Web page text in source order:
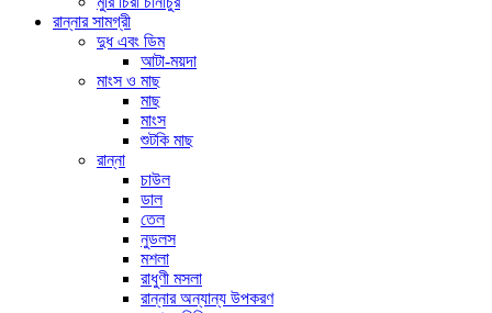
রান্নার সামগ্রী
দুধ এবং ডিম
আটা-ময়দা
মাংস ও মাছ
মাছ
মাংস
শুটকি মাছ
রান্না
চাউল
ডাল
তেল
নুডলস
মশলা
রাধুণী মসলা
রান্নার অন্যান্য উপকরণ